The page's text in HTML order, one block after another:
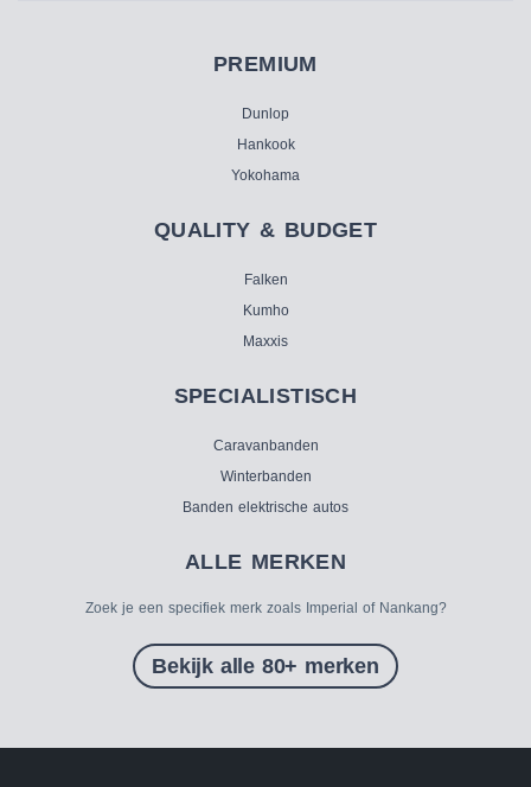
PREMIUM
Dunlop
Hankook
Yokohama
QUALITY & BUDGET
Falken
Kumho
Maxxis
SPECIALISTISCH
Caravanbanden
Winterbanden
Banden elektrische autos
ALLE MERKEN
Zoek je een specifiek merk zoals Imperial of Nankang?
Bekijk alle 80+ merken